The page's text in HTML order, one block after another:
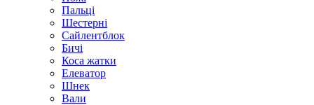
Пальці
Шестерні
Сайлентблок
Бичі
Коса жатки
Елеватор
Шнек
Вали